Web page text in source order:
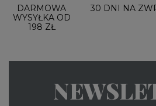
DARMOWA
WYSYŁKA OD
198 ZŁ
30 DNI NA